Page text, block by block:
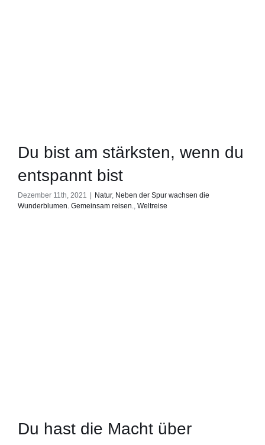
Du bist am stärksten, wenn du
entspannt bist
Dezember 11th, 2021 | Natur, Neben der Spur wachsen die
Wunderblumen. Gemeinsam reisen.
Weltreise
Du hast die Macht über